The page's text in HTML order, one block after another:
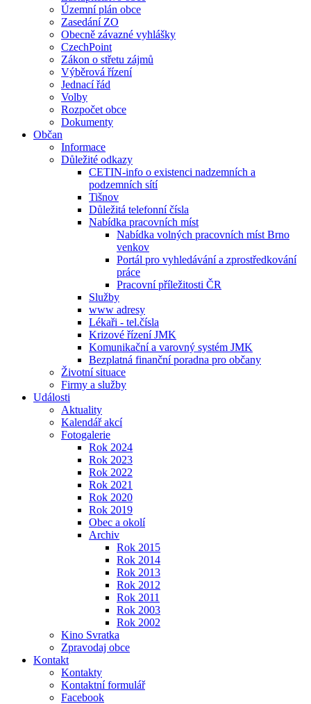
Územní plán obce
Zasedání ZO
Obecně závazné vyhlášky
CzechPoint
Zákon o střetu zájmů
Výběrová řízení
Jednací řád
Volby
Rozpočet obce
Dokumenty
Občan
Informace
Důležité odkazy
CETIN-info o existenci nadzemních a
podzemních sítí
Tišnov
Důležitá telefonní čísla
Nabídka pracovních míst
Nabídka volných pracovních míst Brno
venkov
Portál pro vyhledávání a zprostředkování
práce
Pracovní příležitosti ČR
Služby
www adresy
Lékaři - tel.čísla
Krizové řízení JMK
Komunikační a varovný systém JMK
Bezplatná finanční poradna pro občany
Životní situace
Firmy a služby
Události
Aktuality
Kalendář akcí
Fotogalerie
Rok 2024
Rok 2023
Rok 2022
Rok 2021
Rok 2020
Rok 2019
Obec a okolí
Archiv
Rok 2015
Rok 2014
Rok 2013
Rok 2012
Rok 2011
Rok 2003
Rok 2002
Kino Svratka
Zpravodaj obce
Kontakt
Kontakty
Kontaktní formulář
Facebook